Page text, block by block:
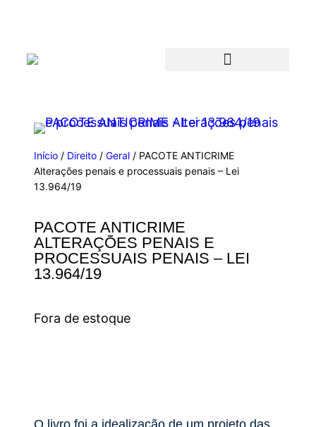
Início / Direito /Geral / PACOTE ANTICRIME
Alterações penais e processuais penais – Lei
13.964/19
PACOTE ANTICRIME
ALTERAÇÕES PENAIS E
PROCESSUAIS PENAIS – LEI
13.964/19
Fora de estoque
O livro foi a idealização de um projeto das